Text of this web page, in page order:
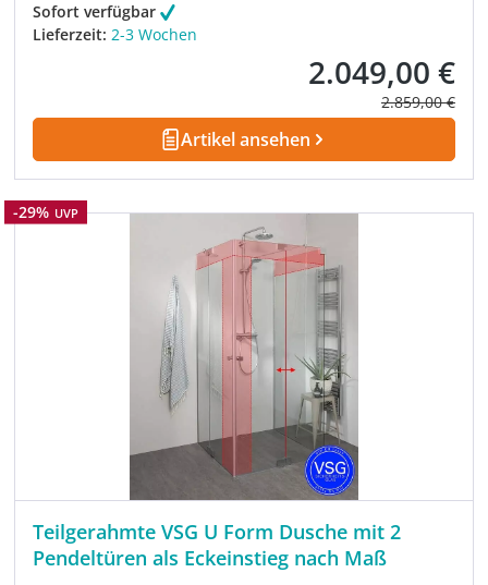
Sofort verfügbar
Lieferzeit: 2-3 Wochen
Verkaufspreis:
2.049,00 €
Regulärer
2.859,00 €
Artikel ansehen
Rabatt
-29% UVP
Teilgerahmte VSG U Form Dusche mit 2
Pendeltüren als Eckeinstieg nach Maß